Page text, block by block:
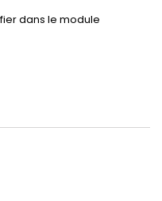
dans le module